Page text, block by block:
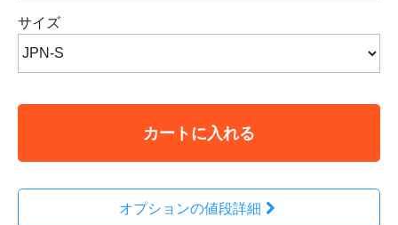
サイズ
カートに入れる
オプションの値段詳細